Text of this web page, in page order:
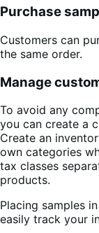
Purchase
Customers can
the same order.
Manage
To avoid any
you can create a
Create an
own categories
tax classes
products.
Placing samples
easily track your